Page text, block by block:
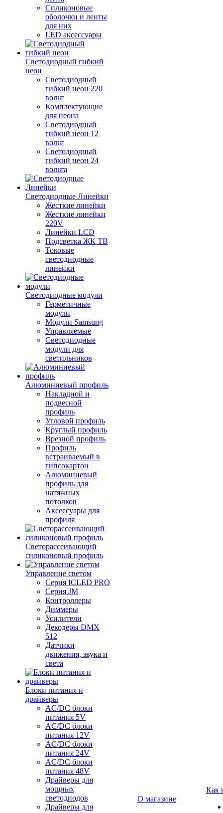
Силиконовые
оболочки и ленты
для них
LED аксессуары
Светодиодный гибкий
неон
Светодиодный
гибкий неон 220
вольт
Комплектующие
для неона
Светодиодный
гибкий неон 12
вольт
Светодиодный
гибкий неон 24
вольта
Светодиодные Линейки
Жесткие линейки
Жесткие линейки
220V
Линейки LCD
Подсветка ЖК ТВ
Токовые
светодиодные
линейки
Светодиодные модули
Герметичные
модули
Модули Samsung
Управляемые
Светодиодные
модули для
светильников
Алюминиевый профиль
Накладной и
подвесной
профиль
Угловой профиль
Круглый профиль
Врезной профиль
Профиль
встраиваемый в
гипсокартон
Алюминиевый
профиль для
натяжных
потолков
Аксессуары для
профиля
Светорассеивающий
силиконовый профиль
Управление светом
Серия ICLED PRO
Серия JM
Контроллеры
Диммеры
Усилители
Декодеры DMX
512
Датчики
движения, звука и
света
Блоки питания и
драйверы
AC/DC блоки
питания 5V
AC/DC блоки
питания 12V
AC/DC блоки
питания 24V
AC/DC блоки
питания 48V
Драйверы для
мощных
светодиодов
Драйверы для
О магазине
Как